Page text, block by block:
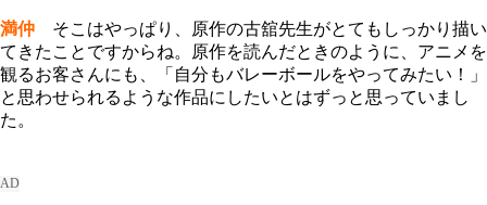
満仲
そこはやっぱり、原作の古舘先生がとてもしっかり描い
てきたことですからね。原作を読んだときのように、アニメを
観るお客さんにも、「自分もバレーボールをやってみたい！」
と思わせられるような作品にしたいとはずっと思っていまし
た。